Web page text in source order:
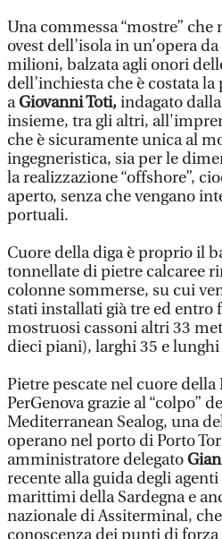
Una commessa “mostre”
ovest dell’isola in un’opera
milioni, balzata agli onori
dell’inchiesta che è costata
aGiovanni Toti,indagato
insieme, tra gli altri,
che è sicuramente unica al
ingegneristica, sia per le
la realizzazione “offshore”,
aperto, senza che vengano
portuali.
Cuore della diga è proprio il
tonnellate di pietre calcaree
colonne sommerse, su cui
stati installati già tre ed entro
mostruosi cassoni altri 33
dieci piani), larghi 35 e lunghi
Pietre pescate nel cuore
PerGenova grazie al “colpo”
Mediterranean Sealog, una
operano nel porto di Porto
amministratore delegato
recente alla guida degli
marittimi della Sardegna e
nazionale di Assiterminal,
conoscenza dei punti di